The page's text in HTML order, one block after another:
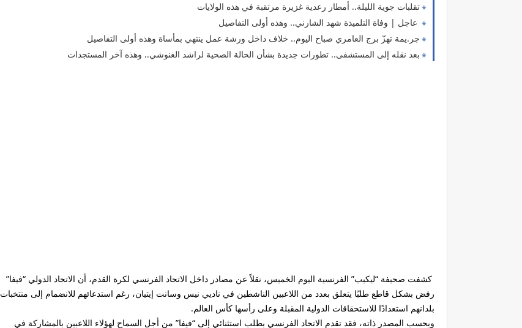
تقلبات جوية الليلة.. أمطار رعدية غزيرة مرتقبة في هذه الولايات
عاجل | وفاة التلميذة شهد الشارني.. وهذه أولى التفاصيل
جر.يمة تهزّ برج العامري صباح اليوم.. خلاف داخل ورشة عمل ينتهي بمأساة وهذه أولى التفاصيل
بعد نقله إلى المستشفى.. تطورات جديدة بشأن الحالة الصحية لراشد الغنوشي.. وهذه آخر المستجدات
كشفت صحيفة “ليكيب” الفرنسية اليوم الخميس، نقلاً عن مصادر داخل الاتحاد الفرنسي لكرة القدم، أن الاتحاد الدولي “فيفا”
رفض بشكل قاطع طلبًا يتعلق بعدد من اللاعبين الناشطين في ناديي نيس وسانت إيتيان، رغم استدعائهم للانضمام إلى منتخبات
بلدانهم استعدادًا للاستحقاقات الدولية المقبلة وعلى رأسها كأس العالم.
وبحسب المصدر ذاته، فقد تقدم الاتحاد الفرنسي بطلب استثنائي إلى “فيفا” من أجل السماح لهؤلاء اللاعبين بالمشاركة في